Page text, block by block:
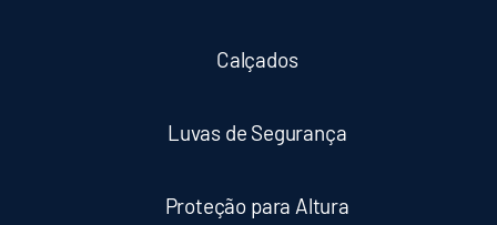
Calçados
Luvas de Segurança
Proteção para Altura